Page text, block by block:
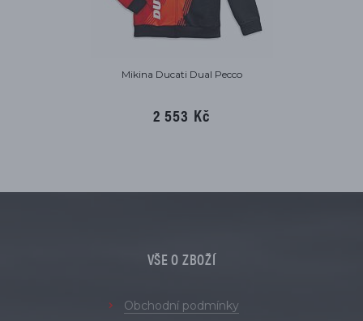
Mikina Ducati Dual Pecco
2 553 Kč
VŠE O ZBOŽÍ
Obchodní podmínky